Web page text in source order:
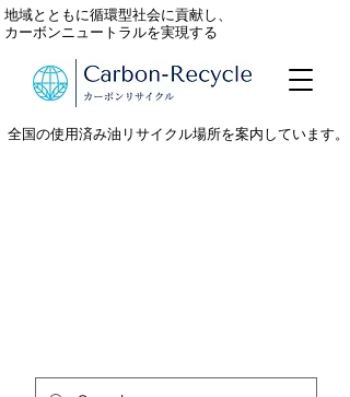
全国の使用済み油リサイクル場所を案内しています。
地域とともに循環型社会に貢献し、
カーボンニュートラルを実現する